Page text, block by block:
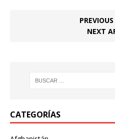
NEXT
CATEGORÍAS